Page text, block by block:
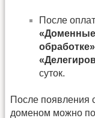
После
обработке»
суток.
После появления
доменом можно